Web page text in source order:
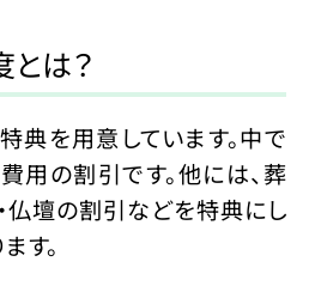
は？
典を用意しています。中で
用の割引です。他には、葬
仏壇の割引などを特典にし
す。